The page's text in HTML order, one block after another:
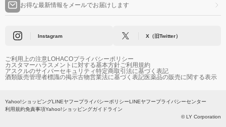
お得な最新情報をメールでお届けします
Instagram X（旧Twitter）
ご利用上の注意LOHACOプライバシーポリシー
カスタマーハラスメントに対する基本方針ご利用規約
アスクルのサイバーセキュリティ特定商取引法に基づく表記
酒類販売管理者標識の掲示古物営業法に基づく表記医薬品の販売に関する表示
Yahoo!ショッピングLINEヤフープライバシーポリシーLINEヤフープライバシーセンター
利用規約免責事項Yahoo!ショッピングガイドライン
© LY Corporation